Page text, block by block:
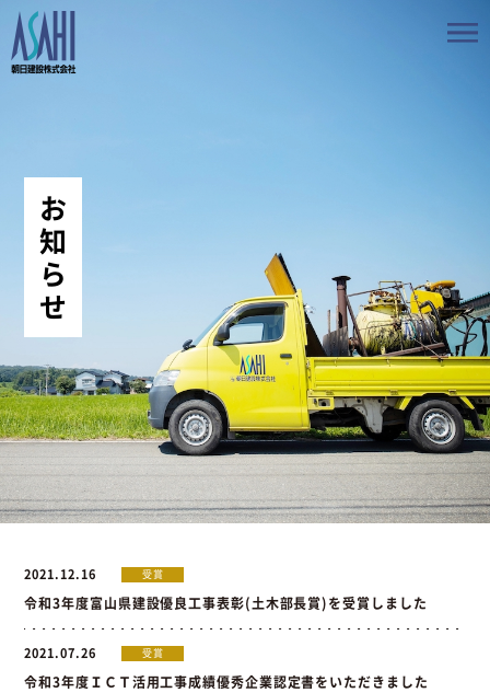
事業案内
会社情報
お知らせ
BLOG
お問い合わせ
お
知
ら
せ
2021.12.16 受賞
令和3年度富山県建設優良工事表彰(土木部長賞)を受賞しました
2021.07.26 受賞
令和3年度ＩＣＴ活用工事成績優秀企業認定書をいただきました